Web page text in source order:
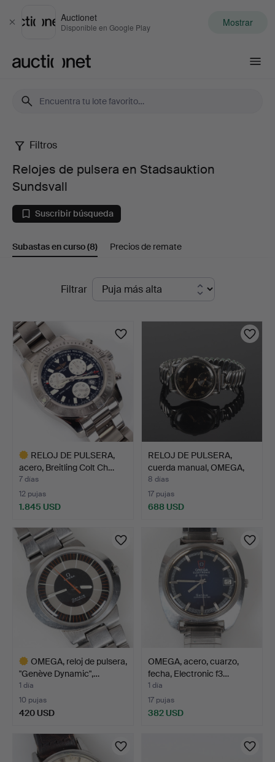
Cerrar
Auctionet
Disponible en Google Play Mostrar
Relojes
de
pulsera
en
Sundsvall
Filtros
Relojes de pulsera en Stadsauktion
Sundsvall
Suscribir búsqueda
Subastas en curso(8) Precios de remate
Subastas
curso
Filtrar
RELOJ DE PULSERA,
acero, Breitling Colt Ch…
7 días
12 pujas
1.845 USD
seleccionado
RELOJ DE PULSERA,
cuerda manual, OMEGA,
dé…
8 días
17 pujas
688 USD
OMEGA, reloj de pulsera,
"Genève Dynamic",…
1 día
10 pujas
420 USD
seleccionado
OMEGA, acero, cuarzo,
fecha, Electronic f3…
1 día
17 pujas
382 USD